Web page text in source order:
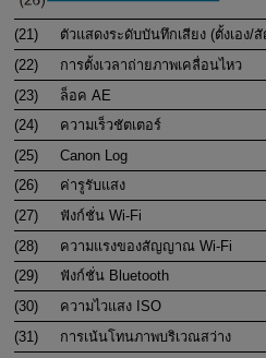
(21)
ตัวแสดงระดับบันทึกเสียง (ตั้งเอง
(22)
การตั้งเวลาถ่ายภาพเคลื่อนไหว
(23)
ล็อค AE
(24)
ความเร็วชัตเตอร์
(25)
Canon Log
(26)
ค่ารูรับแสง
(27)
ฟังก์ชั่นWi-Fi
(28)
ความแรงของสัญญาณWi-Fi
(29)
ฟังก์ชั่น Bluetooth
(30)
ความไวแสง ISO
(31)
การเน้นโทนภาพบริเวณสว่าง